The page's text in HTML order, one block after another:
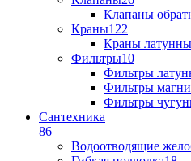
Клапаны
Краны122
Краны
Фильтры10
Фильтры
Фильтры
Фильтры
Сантехника
86
Водоотводящие